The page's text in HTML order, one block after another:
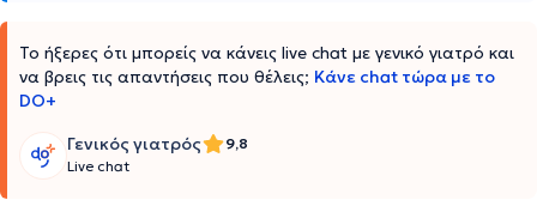
Το ήξερες ότι μπορείς να κάνεις live chat με γενικό γιατρό και
να βρεις τις απαντήσεις που θέλεις; Κάνε chat τώρα με το
DO+
Γενικός γιατρός
9,8
Live chat